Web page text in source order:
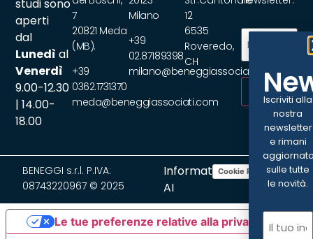
studi sono
aperti
dal
Lunedì al
Venerdì
9.00-12.30
| 14.00-
18.00
7
20821 Meda
(MB).
+39
0362.1731370
meda@beneggiassociati.com
Milano
+39
02.87189398
milano@beneggiassociati.com
12
6535
Roveredo,
CH
Email
ISCRIVITI
BENEGGI s.r.l. P.IVA:
08743220967 © 2025
Informativa
AI
Cookie PolicyPrivacy Policy
Le tue preferenze relative alla privacy
Iscriviti alla
nostra
newsletter
e rimani
sulle tutte
le novità.
Email